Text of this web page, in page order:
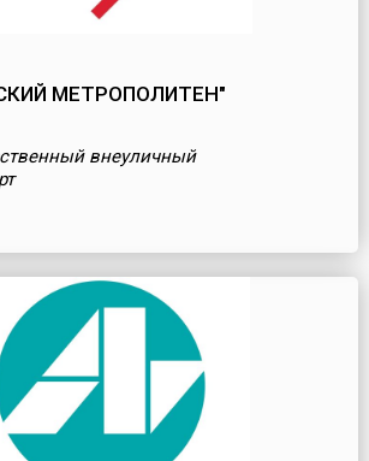
МЕТРОПОЛИТЕН"
внеуличный